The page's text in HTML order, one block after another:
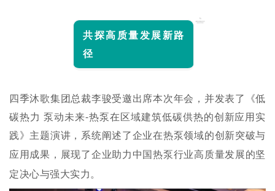
共探高质量发展新路
径
四季沐歌集团总裁李骏受邀出席本次年会，并发表了《低
碳热力 泵动未来-热泵在区域建筑低碳供热的创新应用实
践》主题演讲，系统阐述了企业在热泵领域的创新突破与
应用成果， 展现了企业助力中国热泵行业高质量发展的坚
定决心与强大实力。